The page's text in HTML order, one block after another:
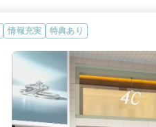
情報充実 特典あり